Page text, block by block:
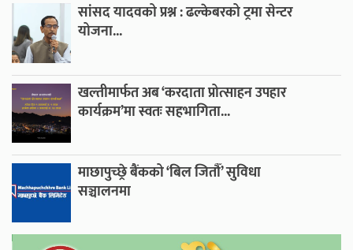
सांसद यादवको प्रश्न : ढल्केबरको ट्रमा सेन्टर
योजना...
खल्तीमार्फत अब ‘करदाता प्रोत्साहन उपहार
कार्यक्रम’मा स्वतः सहभागिता...
माछापुच्छ्रे बैंकको ‘बिल जितौँ’ सुविधा
सञ्चालनमा